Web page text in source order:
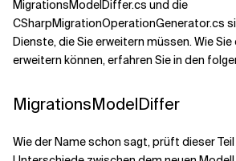
MigrationsModelDiffer.cs und die
CSharpMigrationOperationGenerator.cs
Dienste, die Sie erweitern müssen. Wie
erweitern können, erfahren Sie in den
MigrationsModelDiffer
Wie der Name schon sagt, prüft dieser